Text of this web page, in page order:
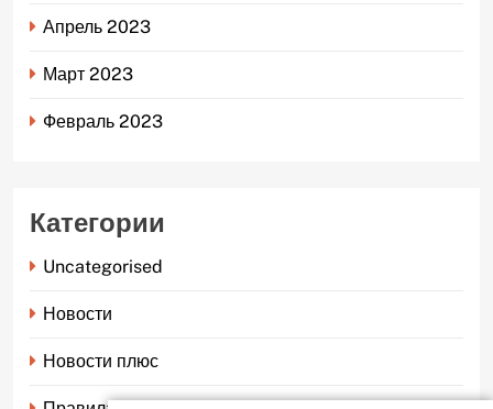
Апрель 2023
Март 2023
Февраль 2023
Категории
Uncategorised
Новости
Новости плюс